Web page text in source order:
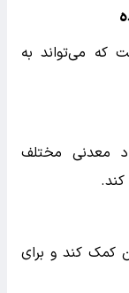
که می‌تواند به
معدنی مختلف
کمک کند و برای